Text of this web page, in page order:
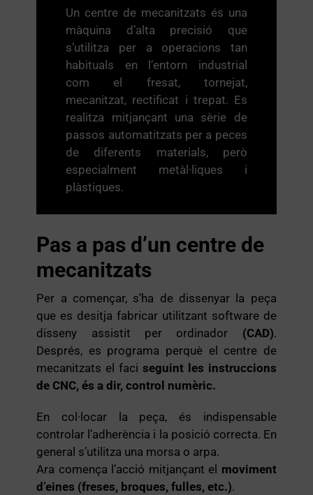
PRODUCTES
CONTACTE
Un centre de mecanitzats és una
màquina d’alta precisió que
s’utilitza per a operacions tan
habituals en l’entorn industrial
com el fresat, tornejat,
mecanitzat, rectificat i trepat. Es
realitza mitjançant una sèrie de
passos automatitzats per a peces
de diferents materials, però
especialment metàl·liques i
plàstiques.
Pas a pas d’un centre de
mecanitzats
Per a començar, s’ha de dissenyar la peça
que es desitja fabricar utilitzant software de
disseny assistit per ordinador (CAD).
Després, es programa perquè el centre de
mecanitzats el faci seguint les instruccions
de CNC, és a dir, control numèric.
En col·locar la peça, és indispensable
controlar l’adherència i la posició correcta. En
general s’utilitza una morsa o arpa.
Ara comença l’acció mitjançant el moviment
d’eines (freses, broques, fulles, etc.).